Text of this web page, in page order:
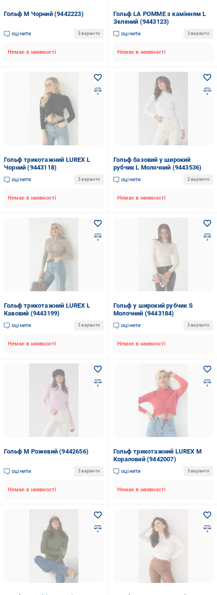
Гольф M Чорний (9442223)
оцінити 3 варіанти
Немає в наявності
Гольф LA POMME з камінням L
Зелений (9443123)
оцінити 3 варіанти
Немає в наявності
Гольф трикотажний LUREX L
Чорний (9443118)
оцінити 3 варіанти
Немає в наявності
Гольф базовий у широкий
рубчик L Молочний (9443536)
оцінити 2 варіанти
Немає в наявності
Гольф трикотажний LUREX L
Кавовий (9443199)
оцінити 3 варіанти
Немає в наявності
Гольф у широкий рубчик S
Молочний (9443184)
оцінити 3 варіанти
Немає в наявності
Гольф M Рожевий (9442656)
оцінити 3 варіанти
Немає в наявності
Гольф трикотажний LUREX M
Кораловий (9442007)
оцінити 3 варіанти
Немає в наявності